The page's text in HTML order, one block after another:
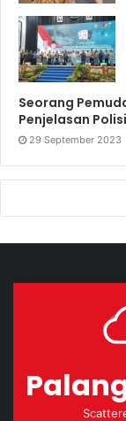
Seorang
Penjelasan Polisi
29 September 2023